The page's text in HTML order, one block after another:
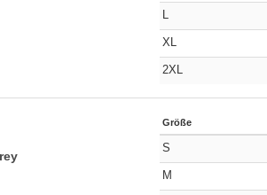
L
XL
2XL
Größe
S
M